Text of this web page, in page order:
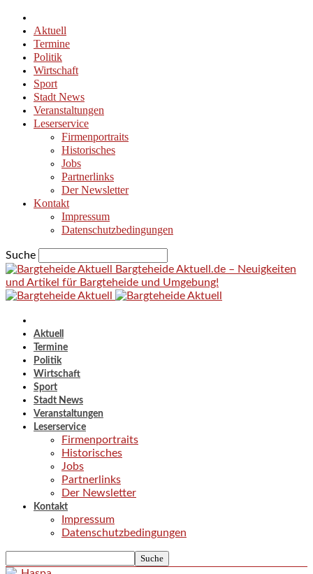
Aktuell
Termine
Politik
Wirtschaft
Sport
Stadt News
Veranstaltungen
Leserservice
Firmenportraits
Historisches
Jobs
Partnerlinks
Der Newsletter
Kontakt
Impressum
Datenschutzbedingungen
Suche
Bargteheide Aktuell.de – Neuigkeiten
und Artikel für Bargteheide und Umgebung!
Aktuell
Termine
Politik
Wirtschaft
Sport
Stadt News
Veranstaltungen
Leserservice
Firmenportraits
Historisches
Jobs
Partnerlinks
Der Newsletter
Kontakt
Impressum
Datenschutzbedingungen